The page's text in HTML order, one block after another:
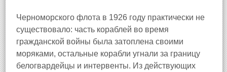
Черноморского флота в 1926 году практически не
существовало: часть кораблей во время
гражданской войны была затоплена своими
моряками, остальные корабли угнали за границу
белогвардейцы и интервенты. Из действующих